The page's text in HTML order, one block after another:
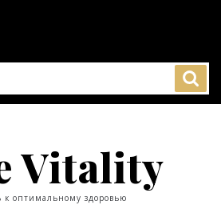
Vitality
к оптимальному здоровью